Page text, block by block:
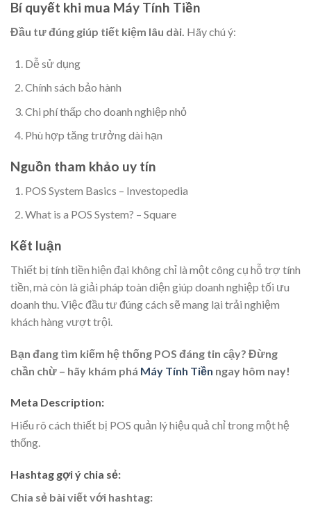
Bí quyết khi mua Máy Tính Tiền
Đầu tư đúng giúp tiết kiệm lâu dài. Hãy chú ý:
Dễ sử dụng
Chính sách bảo hành
Chi phí thấp cho doanh nghiệp nhỏ
Phù hợp tăng trưởng dài hạn
Nguồn tham khảo uy tín
POS System Basics – Investopedia
What is a POS System? – Square
Kết luận
Thiết bị tính tiền hiện đại không chỉ là một công cụ hỗ trợ tính
tiền, mà còn là giải pháp toàn diện giúp doanh nghiệp tối ưu
doanh thu. Việc đầu tư đúng cách sẽ mang lại trải nghiệm
khách hàng vượt trội.
Bạn đang tìm kiếm hệ thống POS đáng tin cậy? Đừng
chần chừ – hãy khám phá Máy Tính Tiền ngay hôm nay!
Meta Description:
Hiểu rõ cách thiết bị POS quản lý hiệu quả chỉ trong một hệ
thống.
Hashtag gợi ý chia sẻ:
Chia sẻ bài viết với hashtag: